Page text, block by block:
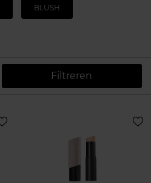
BLUSH
Filtreren